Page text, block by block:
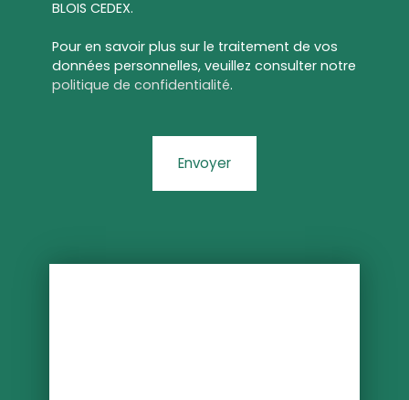
BLOIS CEDEX.
Pour en savoir plus sur le traitement de vos
données personnelles, veuillez consulter notre
politique de confidentialité.
Envoyer